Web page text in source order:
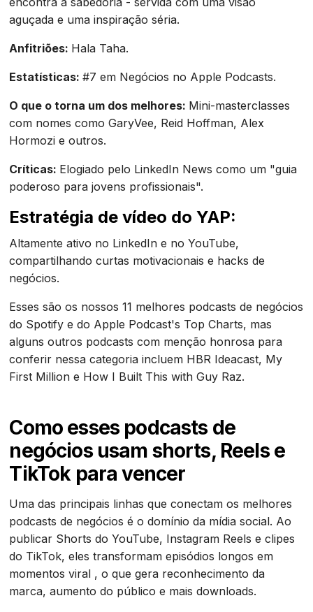
aguçada e uma inspiração séria.
Anfitriões: Hala Taha.
Estatísticas:#7 em Negócios no Apple Podcasts.
O que o torna um dos melhores: Mini-masterclasses
com nomes como GaryVee, Reid Hoffman, Alex
Hormozi e outros.
Críticas: Elogiado pelo LinkedIn News como um "guia
poderoso para jovens profissionais".
Estratégia de vídeo do YAP:
Altamente ativo no LinkedIn e no YouTube,
compartilhando curtas motivacionais e hacks de
negócios.
Esses são os nossos 11 melhores podcasts de negócios
do Spotify e do Apple Podcast's Top Charts, mas
alguns outros podcasts com menção honrosa para
conferir nessa categoria incluem HBR Ideacast, My
First Million e How I Built This with Guy Raz.
Como esses podcasts de
negócios usam shorts, Reels e
TikTok para vencer
Uma das principais linhas que conectam os melhores
podcasts de negócios é o domínio da mídia social. Ao
publicar Shorts do YouTube, Instagram Reels e clipes
do TikTok, eles transformam episódios longos em
momentos viral , o que gera reconhecimento da
marca, aumento do público e mais downloads.